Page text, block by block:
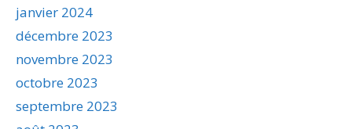
janvier 2024
décembre 2023
novembre 2023
octobre 2023
septembre 2023